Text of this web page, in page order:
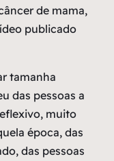
de mama,
publicado
tamanha
das pessoas a
muito
época, das
das pessoas